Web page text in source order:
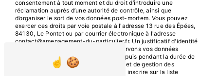
consentement à tout moment et du droit d’introduire une
réclamation auprès d’une autorité de contrôle, ainsi que
d’organiser le sort de vos données post-mortem. Vous pouvez
exercer ces droits par voie postale à l'adresse 13 rue des Épées,
84130, Le Pontet ou par courrier électronique à l'adresse
contact@amenagement-du-particulier.fr. Un justificatif d'identité
pourra vous être demandé. Nous conservons vos données
pendant la période de prise de contact puis pendant la durée de
prescription légale aux fins probatoires et de gestion des
contentieux. Vous avez le droit de vous inscrire sur la liste